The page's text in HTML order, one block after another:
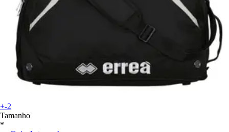
+-2
Tamanho
*